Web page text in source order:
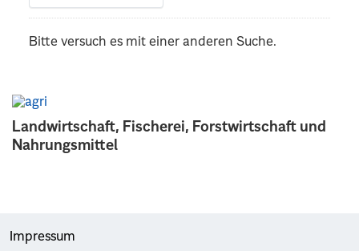
Landwirtschaft, Fischerei, Forstwirtschaft und
Nahrungsmittel
Bitte versuch es mit einer anderen Suche.
Impressum